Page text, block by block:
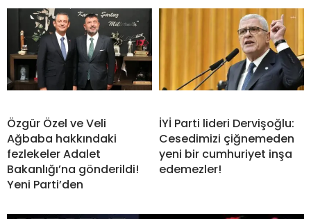
Özgür Özel ve Veli
Ağbaba hakkındaki
fezlekeler Adalet
Bakanlığı’na gönderildi!
Yeni Parti’den
İYİ Parti lideri Dervişoğlu:
Cesedimizi çiğnemeden
yeni bir cumhuriyet inşa
edemezler!